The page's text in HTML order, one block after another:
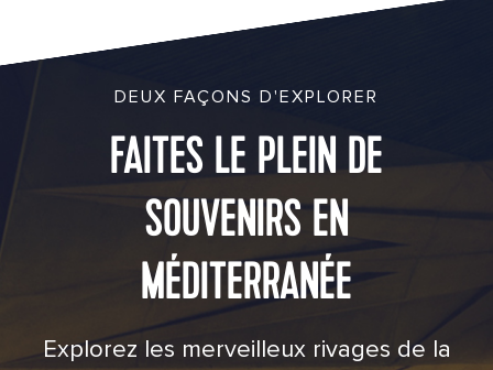
DEUX FAÇONS D'EXPLORER
FAITES LE PLEIN DE
SOUVENIRS EN
MÉDITERRANÉE
Explorez les merveilleux rivages de la